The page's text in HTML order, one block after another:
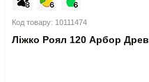
Код товару: 10111474
Ліжко Роял 120 Арбор Древ